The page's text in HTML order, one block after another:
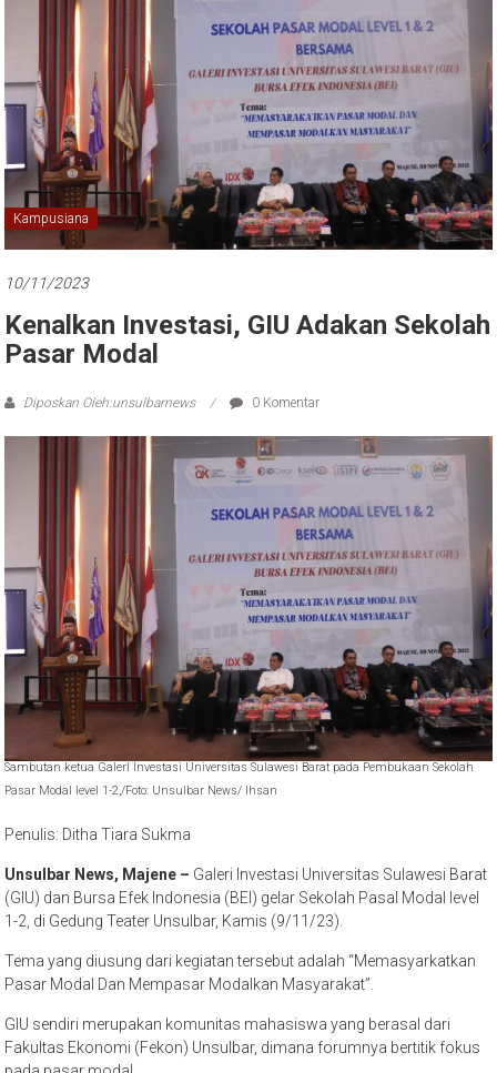
Kampusiana
10/11/2023
Kenalkan Investasi, GIU Adakan Sekolah
Pasar Modal
Diposkan Oleh:unsulbarnews 0 Komentar
Sambutan ketua GalerI Investasi Universitas Sulawesi Barat pada Pembukaan Sekolah
Pasar Modal level 1-2,/Foto: Unsulbar News/ Ihsan
Penulis: Ditha Tiara Sukma
Unsulbar News, Majene – Galeri Investasi Universitas Sulawesi Barat
(GIU) dan Bursa Efek Indonesia (BEI) gelar Sekolah Pasal Modal level
1-2, di Gedung Teater Unsulbar, Kamis (9/11/23).
Tema yang diusung dari kegiatan tersebut adalah “Memasyarkatkan
Pasar Modal Dan Mempasar Modalkan Masyarakat”.
GIU sendiri merupakan komunitas mahasiswa yang berasal dari
Fakultas Ekonomi (Fekon) Unsulbar, dimana forumnya bertitik fokus